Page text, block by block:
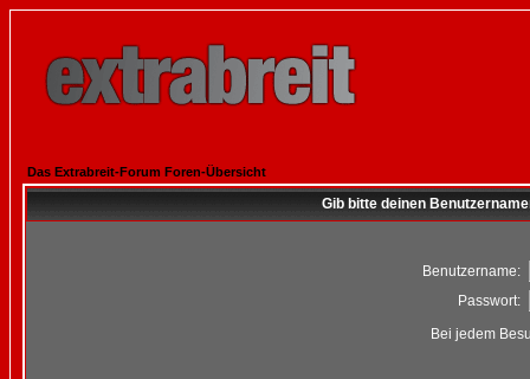
Das Extrabreit-Forum Foren-Übersicht
Gib bitte deinen
Benutzername:
Passwort:
Bei jedem